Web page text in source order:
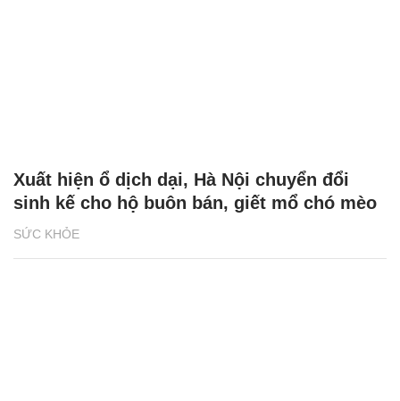
SỨC KHỎE
Xuất hiện ổ dịch dại, Hà Nội chuyển đổi
sinh kế cho hộ buôn bán, giết mổ chó mèo